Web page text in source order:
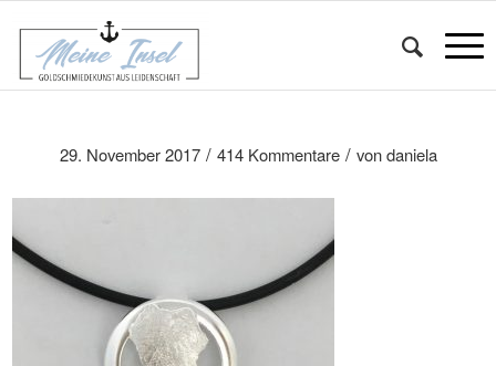
29. November 2017 / 414 Kommentare / vondaniela